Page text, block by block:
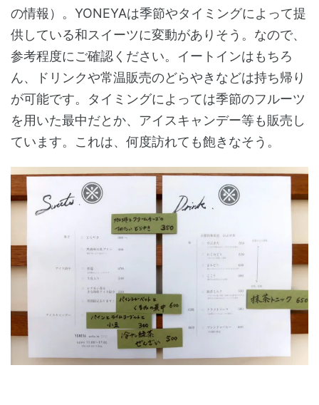
の情報）。YONEYAは季節やタイミングによって提
供している和スイーツに変動がありそう。なので、
参考程度にご確認ください。イートインはもちろ
ん、ドリンクや常温販売のどらやきなどは持ち帰り
が可能です。タイミングによっては季節のフルーツ
を用いた最中だとか、アイスキャンデー等も販売し
ています。これは、何度訪れても飽きなそう。